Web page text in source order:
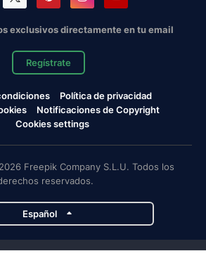
exclusivos directamente en tu email
Regístrate
Política de privacidad
Notificaciones de Copyright
Cookies settings
Freepik Company S.L.U. Todos los
reservados.
Español